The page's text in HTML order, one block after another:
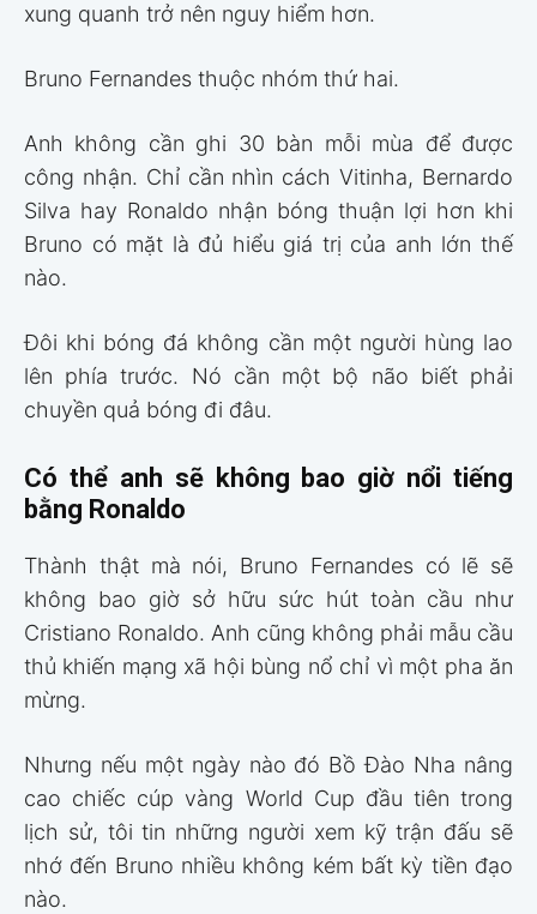
xung quanh trở nên nguy hiểm hơn.
Bruno Fernandes thuộc nhóm thứ hai.
Anh không cần ghi 30 bàn mỗi mùa để được
công nhận. Chỉ cần nhìn cách Vitinha, Bernardo
Silva hay Ronaldo nhận bóng thuận lợi hơn khi
Bruno có mặt là đủ hiểu giá trị của anh lớn thế
nào.
Đôi khi bóng đá không cần một người hùng lao
lên phía trước. Nó cần một bộ não biết phải
chuyền quả bóng đi đâu.
Có thể anh sẽ không bao giờ nổi tiếng
bằng Ronaldo
Thành thật mà nói, Bruno Fernandes có lẽ sẽ
không bao giờ sở hữu sức hút toàn cầu như
Cristiano Ronaldo. Anh cũng không phải mẫu cầu
thủ khiến mạng xã hội bùng nổ chỉ vì một pha ăn
mừng.
Nhưng nếu một ngày nào đó Bồ Đào Nha nâng
cao chiếc cúp vàng World Cup đầu tiên trong
lịch sử, tôi tin những người xem kỹ trận đấu sẽ
nhớ đến Bruno nhiều không kém bất kỳ tiền đạo
nào.